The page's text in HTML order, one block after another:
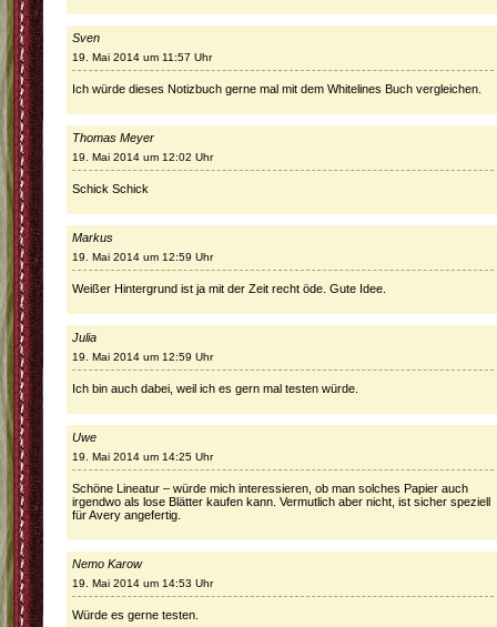
Sven
19. Mai 2014 um 11:57 Uhr
Ich würde dieses Notizbuch gerne mal mit dem Whitelines Buch vergleichen.
Thomas Meyer
19. Mai 2014 um 12:02 Uhr
Schick Schick
Markus
19. Mai 2014 um 12:59 Uhr
Weißer Hintergrund ist ja mit der Zeit recht öde. Gute Idee.
Julia
19. Mai 2014 um 12:59 Uhr
Ich bin auch dabei, weil ich es gern mal testen würde.
Uwe
19. Mai 2014 um 14:25 Uhr
Schöne Lineatur – würde mich interessieren, ob man solches Papier auch
irgendwo als lose Blätter kaufen kann. Vermutlich aber nicht, ist sicher speziell
für Avery angefertig.
Nemo Karow
19. Mai 2014 um 14:53 Uhr
Würde es gerne testen.